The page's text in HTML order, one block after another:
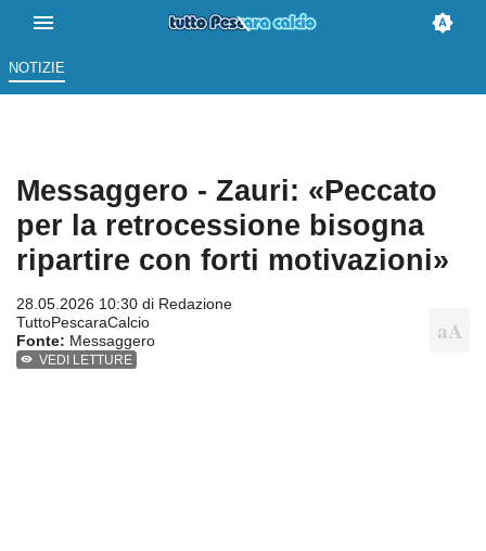
NOTIZIE
Messaggero - Zauri: «Peccato
per la retrocessione bisogna
ripartire con forti motivazioni»
28.05.2026 10:30 di Redazione
TuttoPescaraCalcio
Fonte: Messaggero
VEDI LETTURE